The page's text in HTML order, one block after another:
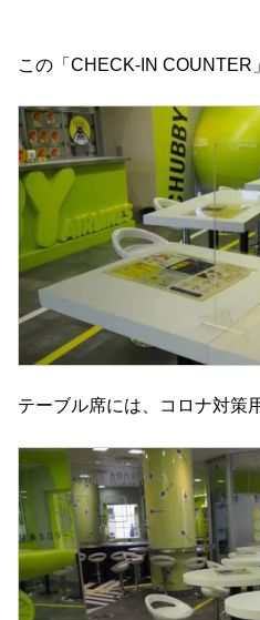
この「CHECK-IN COUNTER
テーブル席には、コロナ対策